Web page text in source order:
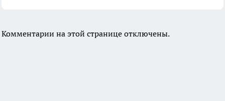
Комментарии на этой странице отключены.